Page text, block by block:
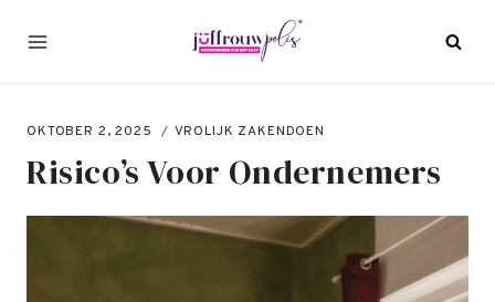
naar
OKTOBER 2, 2025 VROLIJK ZAKENDOEN
Risico’s Voor Ondernemers